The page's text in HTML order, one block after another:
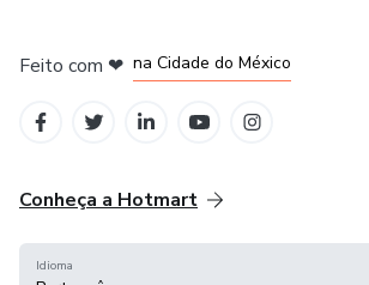
Feito com ❤ na Cidade do México
Conheça a Hotmart
Idioma